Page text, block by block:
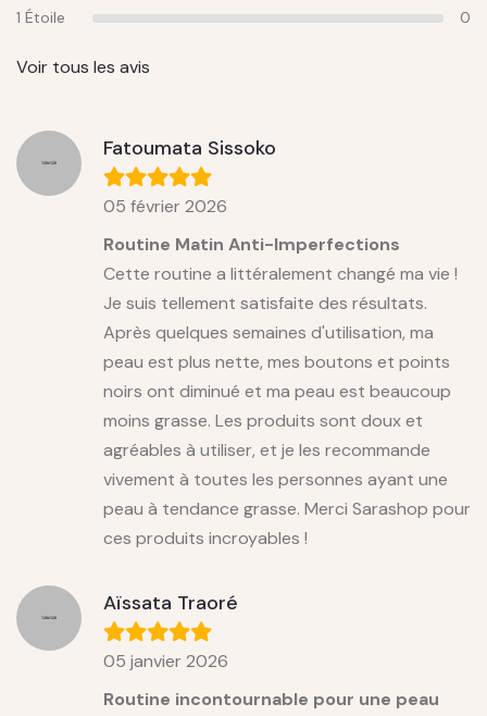
1 Étoile 0
Voir tous les avis
Fatoumata Sissoko
05 février 2026
Routine Matin Anti-Imperfections
Cette routine a littéralement changé ma vie !
Je suis tellement satisfaite des résultats.
Après quelques semaines d'utilisation, ma
peau est plus nette, mes boutons et points
noirs ont diminué et ma peau est beaucoup
moins grasse. Les produits sont doux et
agréables à utiliser, et je les recommande
vivement à toutes les personnes ayant une
peau à tendance grasse. Merci Sarashop pour
ces produits incroyables !
Aïssata Traoré
05 janvier 2026
Routine incontournable pour une peau